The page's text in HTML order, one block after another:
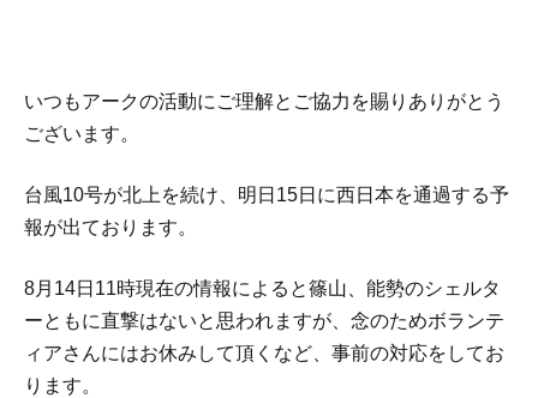
いつもアークの活動にご理解とご協力を賜りありがとう
ございます。
台風10号が北上を続け、明日15日に西日本を通過する予
報が出ております。
8月14日11時現在の情報によると篠山、能勢のシェルタ
ーともに直撃はないと思われますが、念のためボランテ
ィアさんにはお休みして頂くなど、事前の対応をしてお
ります。